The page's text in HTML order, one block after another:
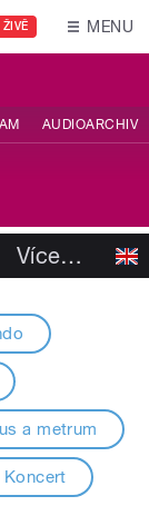
ŽIVĚ MENU
AUDIOARCHIV
Více…
a metrum
Koncert